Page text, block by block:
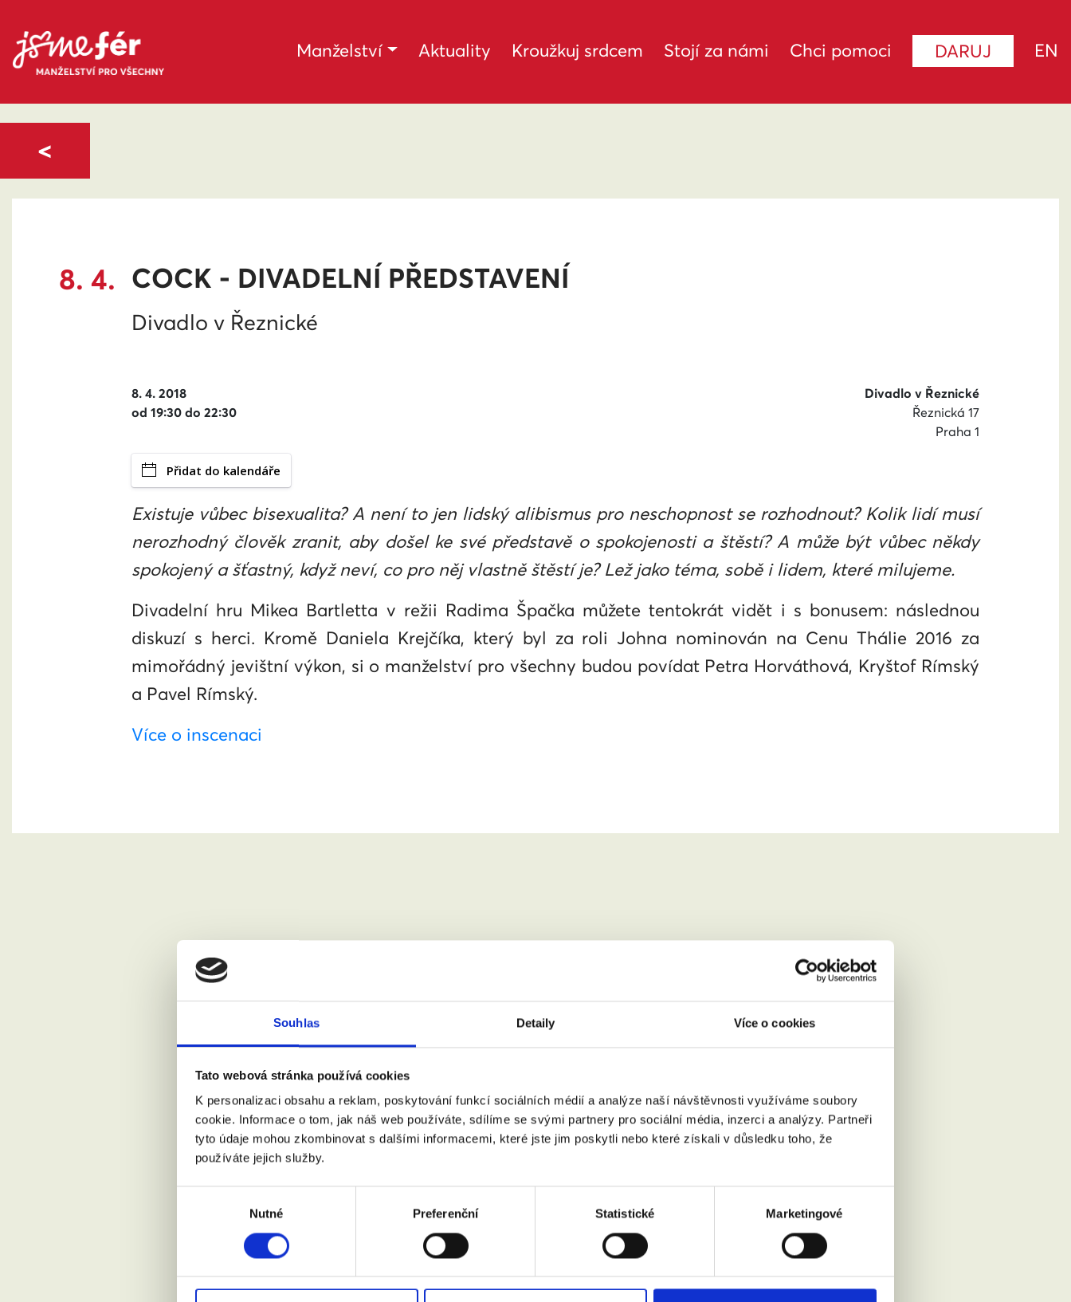
Souhlas Detaily Více o cookies
Tato webová stránka používá cookies
K personalizaci obsahu a reklam, poskytování funkcí sociálních médií a analýze naší návštěvnosti využíváme soubory
cookie. Informace o tom, jak náš web používáte, sdílíme se svými partnery pro sociální média, inzerci a analýzy. Partneři
tyto údaje mohou zkombinovat s dalšími informacemi, které jste jim poskytli nebo které získali v důsledku toho, že
používáte jejich služby.
Nutné Preferenční Statistické Marketingové
Manželství Aktuality Kroužkuj srdcem Stojí za námi Chci pomoci DARUJ EN
8. 4. COCK - DIVADELNÍ PŘEDSTAVENÍ
Divadlo v Řeznické
8. 4. 2018
od 19:30 do 22:30
Divadlo v Řeznické
Řeznická 17
Praha 1
Přidat do kalendáře
Existuje vůbec bisexualita? A není to jen lidský alibismus pro neschopnost se rozhodnout? Kolik lidí musí
nerozhodný člověk zranit, aby došel ke své představě o spokojenosti a štěstí? A může být vůbec někdy
spokojený a šťastný, když neví, co pro něj vlastně štěstí je? Lež jako téma, sobě i lidem, které milujeme.
Divadelní hru Mikea Bartletta v režii Radima Špačka můžete tentokrát vidět i s bonusem: následnou
diskuzí s herci. Kromě Daniela Krejčíka, který byl za roli Johna nominován na Cenu Thálie 2016 za
mimořádný jevištní výkon, si o manželství pro všechny budou povídat Petra Horváthová, Kryštof Rímský
a Pavel Rímský.
Více o inscenaci
<
Jméno a příjmení:
Váš email:
Kde žijete? (město, PSČ) :
Souhlasím se zpracováním osobních údajů podle zákona č. 101/2000 Sb.